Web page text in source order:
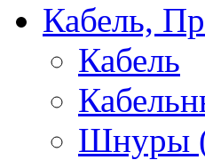
Кабель,
Кабель
Шнуры